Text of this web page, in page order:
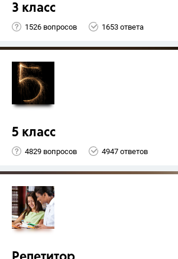
3 класс
1526 вопросов 1653 ответа
5 класс
4829 вопросов 4947 ответов